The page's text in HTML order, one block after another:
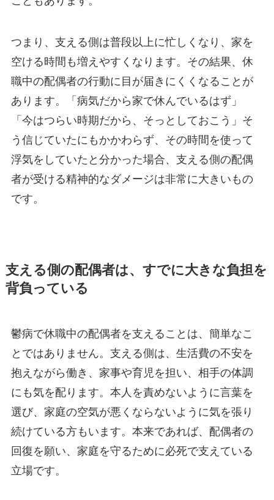
つまり、支える側は普段以上に忙しくなり、家を
空ける時間も増えやすくなります。その結果、休
職中の配偶者の行動に目が届きにくくなることが
あります。「病気だから家で休んでいるはず」
「今はつらい時期だから、そっとしておこう」そ
う信じていたにもかかわらず、その時間を使って
浮気をしていたと分かった場合、支える側の配偶
者が受ける精神的なダメージは非常に大きいもの
です。
支える側の配偶者は、すでに大きな負担を
背負っている
鬱病で休職中の配偶者を支えることは、簡単なこ
とではありません。支える側は、生活費の不安を
抱えながら働き、家事や育児を担い、相手の体調
にも気を配ります。本人を責めないように言葉を
選び、家庭の空気が悪くならないように気を張り
続けている方もいます。本来であれば、配偶者の
回復を願い、家庭を守るために必死で支えている
立場です。